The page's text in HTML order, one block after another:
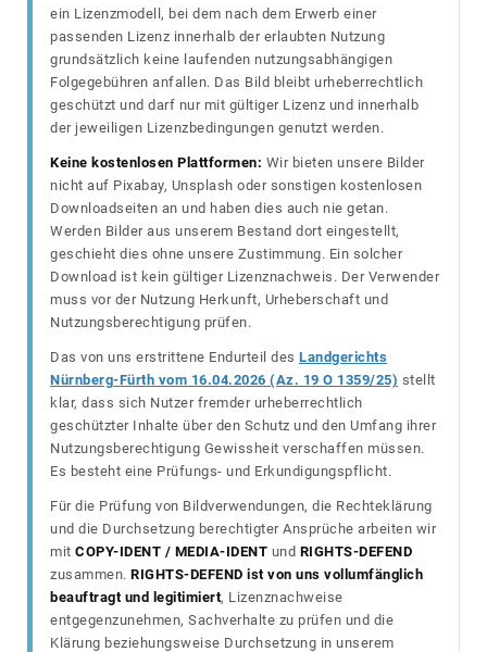
ein Lizenzmodell, bei dem nach dem Erwerb einer
passenden Lizenz innerhalb der erlaubten Nutzung
grundsätzlich keine laufenden nutzungsabhängigen
Folgegebühren anfallen. Das Bild bleibt urheberrechtlich
geschützt und darf nur mit gültiger Lizenz und innerhalb
der jeweiligen Lizenzbedingungen genutzt werden.
Keine kostenlosen Plattformen: Wir bieten unsere Bilder
nicht auf Pixabay, Unsplash oder sonstigen kostenlosen
Downloadseiten an und haben dies auch nie getan.
Werden Bilder aus unserem Bestand dort eingestellt,
geschieht dies ohne unsere Zustimmung. Ein solcher
Download ist kein gültiger Lizenznachweis. Der Verwender
muss vor der Nutzung Herkunft, Urheberschaft und
Nutzungsberechtigung prüfen.
Das von uns erstrittene Endurteil des Landgerichts
Nürnberg-Fürth vom 16.04.2026 (Az. 19 O 1359/25) stellt
klar, dass sich Nutzer fremder urheberrechtlich
geschützter Inhalte über den Schutz und den Umfang ihrer
Nutzungsberechtigung Gewissheit verschaffen müssen.
Es besteht eine Prüfungs- und Erkundigungspflicht.
Für die Prüfung von Bildverwendungen, die Rechteklärung
und die Durchsetzung berechtigter Ansprüche arbeiten wir
mit COPY-IDENT / MEDIA-IDENT und RIGHTS-DEFEND
zusammen. RIGHTS-DEFEND ist von uns vollumfänglich
beauftragt und legitimiert, Lizenznachweise
entgegenzunehmen, Sachverhalte zu prüfen und die
Klärung beziehungsweise Durchsetzung in unserem